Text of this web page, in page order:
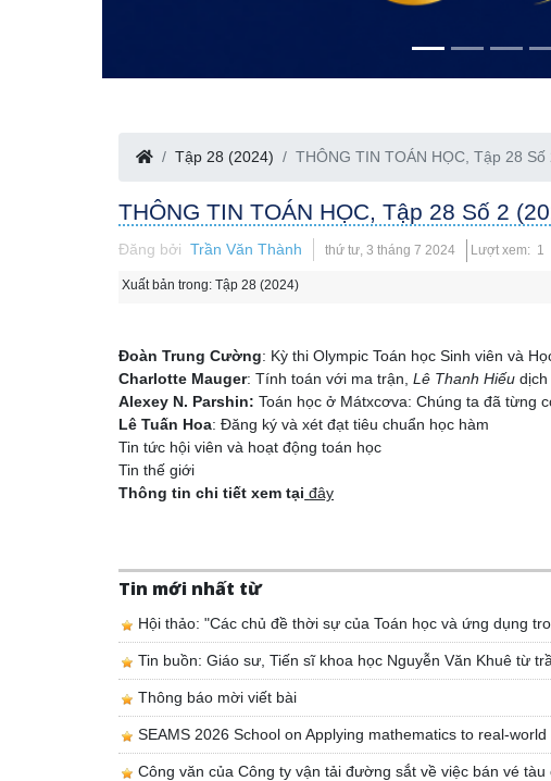
Tập 28 (2024) THÔNG TIN TOÁN HỌC, Tập 28 Số
THÔNG TIN TOÁN HỌC, Tập 28 Số 2
Đăng bởiTrần Văn Thành thứ tư, 3 tháng 7 2024 Lượt xem: 1
Xuất bản trong: Tập 28 (2024)
Đoàn Trung Cường: Kỳ thi Olympic Toán học Sinh viên và
Charlotte Mauger: Tính toán với ma trận,Lê Thanh Hiếu dịch
Alexey N. Parshin: Toán học ở Mátxcơva: Chúng ta đã từng
Lê Tuấn Hoa: Đăng ký và xét đạt tiêu chuẩn học hàm
Tin tức hội viên và hoạt động toán học
Tin thế giới
Thông tin chi tiết xem tại đây
Tin mới nhất từ
Hội thảo: "Các chủ đề thời sự của Toán học và ứng dụng
Tin buồn: Giáo sư, Tiến sĩ khoa học Nguyễn Văn Khuê từ
Thông báo mời viết bài
SEAMS 2026 School on Applying mathematics to real-
Công văn của Công ty vận tải đường sắt về việc bán vé